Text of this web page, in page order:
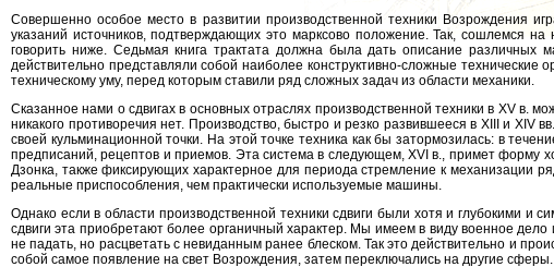
Совершенно особое место в развитии производственной техники Возрождения
указаний источников, подтверждающих это марксово положение. Так, сошлемся
говорить ниже. Седьмая книга трактата должна была дать описание
действительно представляли собой наиболее конструктивно-сложные
техническому уму, перед которым ставили ряд сложных задач из области механики.
Сказанное нами о сдвигах в основных отраслях производственной техники в XV в.
никакого противоречия нет. Производство, быстро и резко развившееся в XIII и
своей кульминационной точки. На этой точке техника как бы затормозилась: в
предписаний, рецептов и приемов. Эта система в следующем, XVI в., примет форму
Дзонка, также фиксирующих характерное для периода стремление к механизации
реальные приспособления, чем практически используемые машины.
Однако если в области производственной техники сдвиги были хотя и глубокими и
сдвиги эта приобретают более органичный характер. Мы имеем в виду военное
не падать, но расцветать с невиданным ранее блеском. Так это действительно и
собой самое появление на свет Возрождения, затем переключались на другие